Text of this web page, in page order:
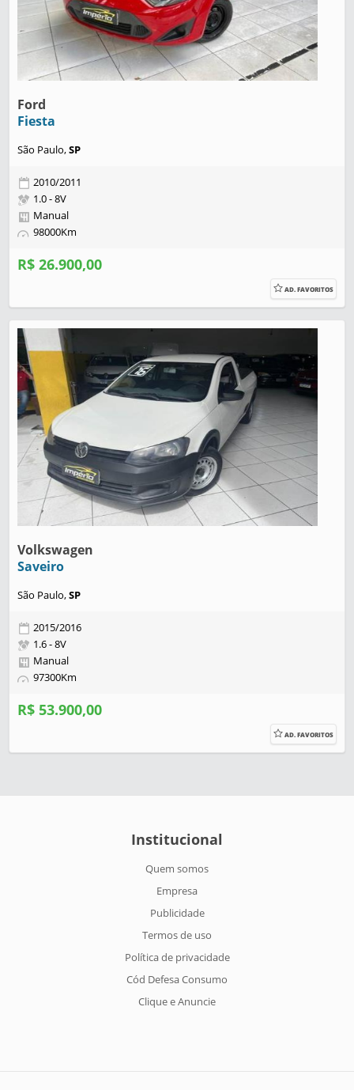
Ford
Fiesta
São Paulo,SP
2010/2011
1.0 - 8V
Manual
98000Km
R$ 26.900,00
AD. FAVORITOS
Volkswagen
Saveiro
São Paulo,SP
2015/2016
1.6 - 8V
Manual
97300Km
R$ 53.900,00
AD. FAVORITOS
Institucional
Quem somos
Empresa
Publicidade
Termos de uso
Política de privacidade
Cód Defesa Consumo
Clique e Anuncie